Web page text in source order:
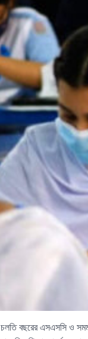
চলতি বছরের এসএসসি ও